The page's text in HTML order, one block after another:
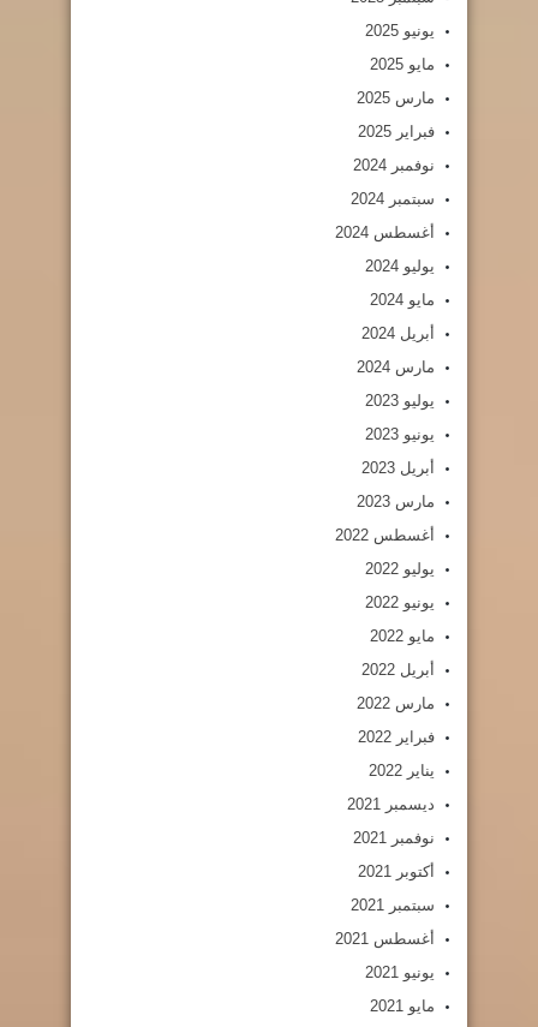
يونيو 2025
مايو 2025
مارس 2025
فبراير 2025
نوفمبر 2024
سبتمبر 2024
أغسطس 2024
يوليو 2024
مايو 2024
أبريل 2024
مارس 2024
يوليو 2023
يونيو 2023
أبريل 2023
مارس 2023
أغسطس 2022
يوليو 2022
يونيو 2022
مايو 2022
أبريل 2022
مارس 2022
فبراير 2022
يناير 2022
ديسمبر 2021
نوفمبر 2021
أكتوبر 2021
سبتمبر 2021
أغسطس 2021
يونيو 2021
مايو 2021